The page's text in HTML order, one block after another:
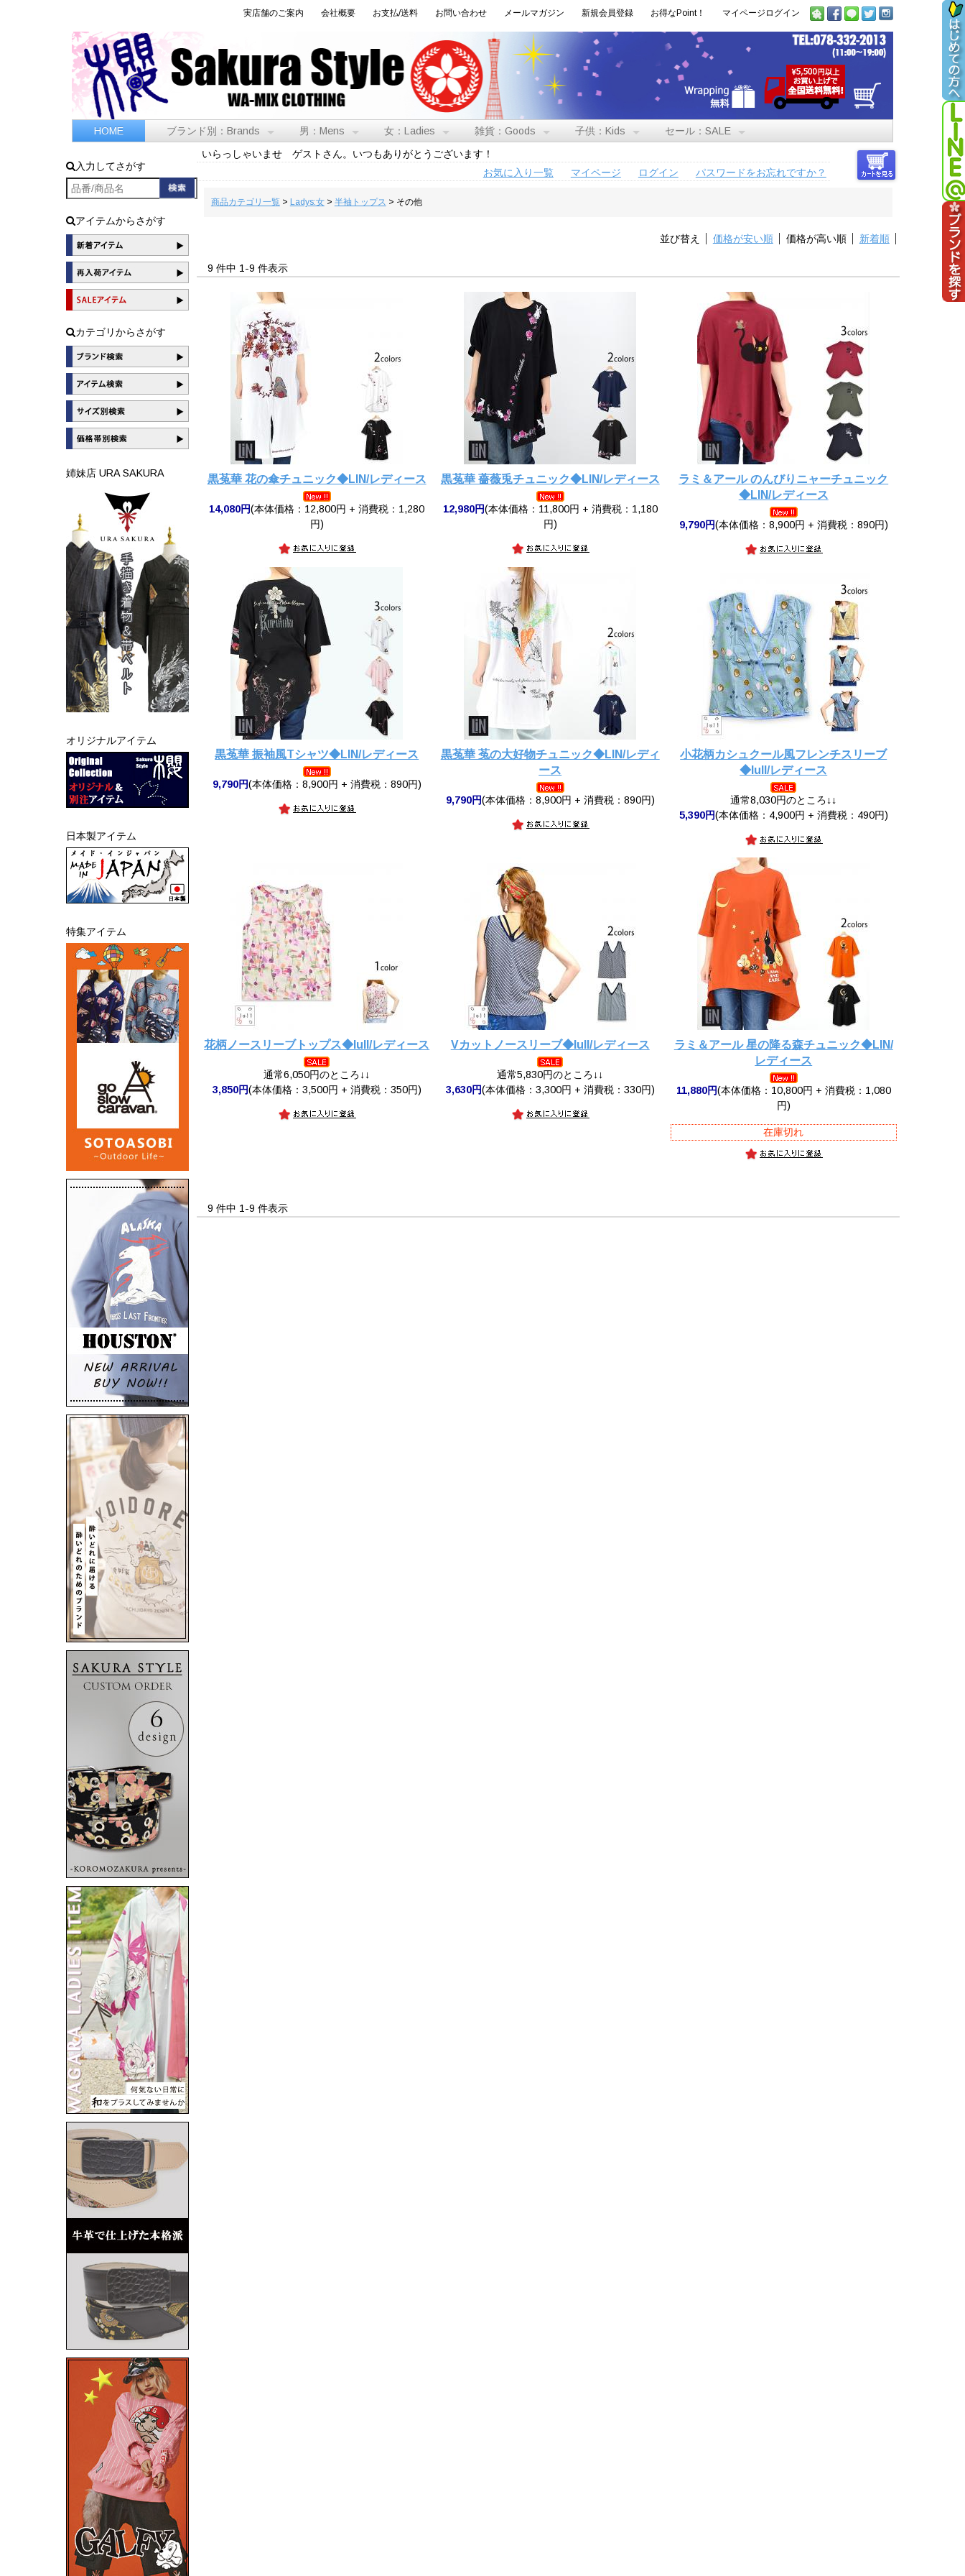
実店舗のご案内 会社概要 お支払/送料 お問い合わせ メールマガジン 新規会員登録 お得なPoint！ マイページログイン
HOME ブランド別：Brands 男：Mens 女：Ladies 雑貨：Goods 子供：Kids セール：SALE
入力してさがす
アイテムからさがす
カテゴリからさがす
姉妹店 URA SAKURA
オリジナルアイテム
日本製アイテム
特集アイテム
いらっしゃいませ ゲストさん。いつもありがとうございます！
お気に入り一覧
マイページ ログイン パスワードをお忘れですか？
商品カテゴリ一覧> Ladys:女> 半袖トップス > その他
並び替え 価格が安い順 価格が高い順 新着順
9 件中 1-9 件表示
黒菟華 花の傘チュニック◆LIN/レディース
14,080円(本体価格：12,800円 + 消費税：1,280
円)
黒菟華 薔薇兎チュニック◆LIN/レディース
12,980円(本体価格：11,800円 + 消費税：1,180
円)
ラミ＆アール のんびりニャーチュニック
◆LIN/レディース
9,790円(本体価格：8,900円 + 消費税：890円)
黒菟華 振袖風Tシャツ◆LIN/レディース
9,790円(本体価格：8,900円 + 消費税：890円)
黒菟華 菟の大好物チュニック◆LIN/レディ
ース
9,790円(本体価格：8,900円 + 消費税：890円)
小花柄カシュクール風フレンチスリーブ
◆lull/レディース
通常8,030円のところ↓↓
5,390円(本体価格：4,900円 + 消費税：490円)
花柄ノースリーブトップス◆lull/レディース
通常6,050円のところ↓↓
3,850円(本体価格：3,500円 + 消費税：350円)
Vカットノースリーブ◆lull/レディース
通常5,830円のところ↓↓
3,630円(本体価格：3,300円 + 消費税：330円)
ラミ＆アール 星の降る森チュニック◆LIN/
レディース
11,880円(本体価格：10,800円 + 消費税：1,080
円)
在庫切れ
9 件中 1-9 件表示